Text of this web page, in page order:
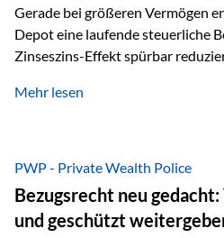
Gerade bei größeren Vermögen
Depot eine laufende steuerliche
Zinseszins-Effekt spürbar
nicht laufend Kapital entziehen –
Privatdepot fallen an:
(Vorabpauschale, Teilfreistellung)
der Vermögensverwaltungs-
Depotbankgebühren Jährliches
Mehr lesen
PWP - Private Wealth Police
Bezugsrecht neu
und geschützt